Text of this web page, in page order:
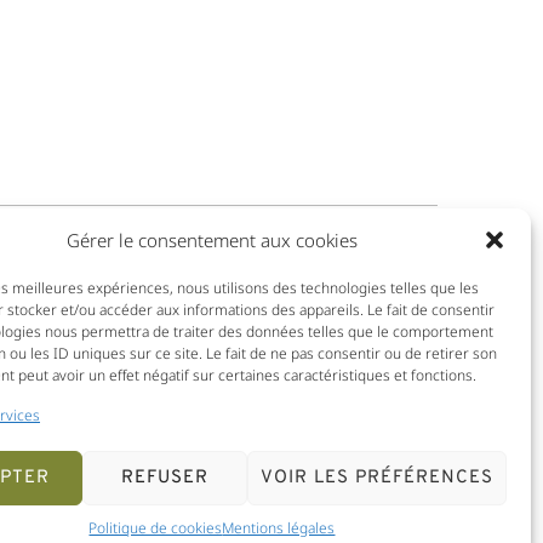
Gérer le consentement aux cookies
meilleures expériences, nous utilisons des technologies telles que les
stocker et/ou accéder aux informations des appareils. Le fait de consentir
nous permettra de traiter des données telles que le comportement
ou les ID uniques sur ce site. Le fait de ne pas consentir ou de retirer son
peut avoir un effet négatif sur certaines caractéristiques et fonctions.
REFUSER VOIR LES PRÉFÉRENCES
Politique de cookiesMentions légales
Membre de :
Politique de cookies (UE)